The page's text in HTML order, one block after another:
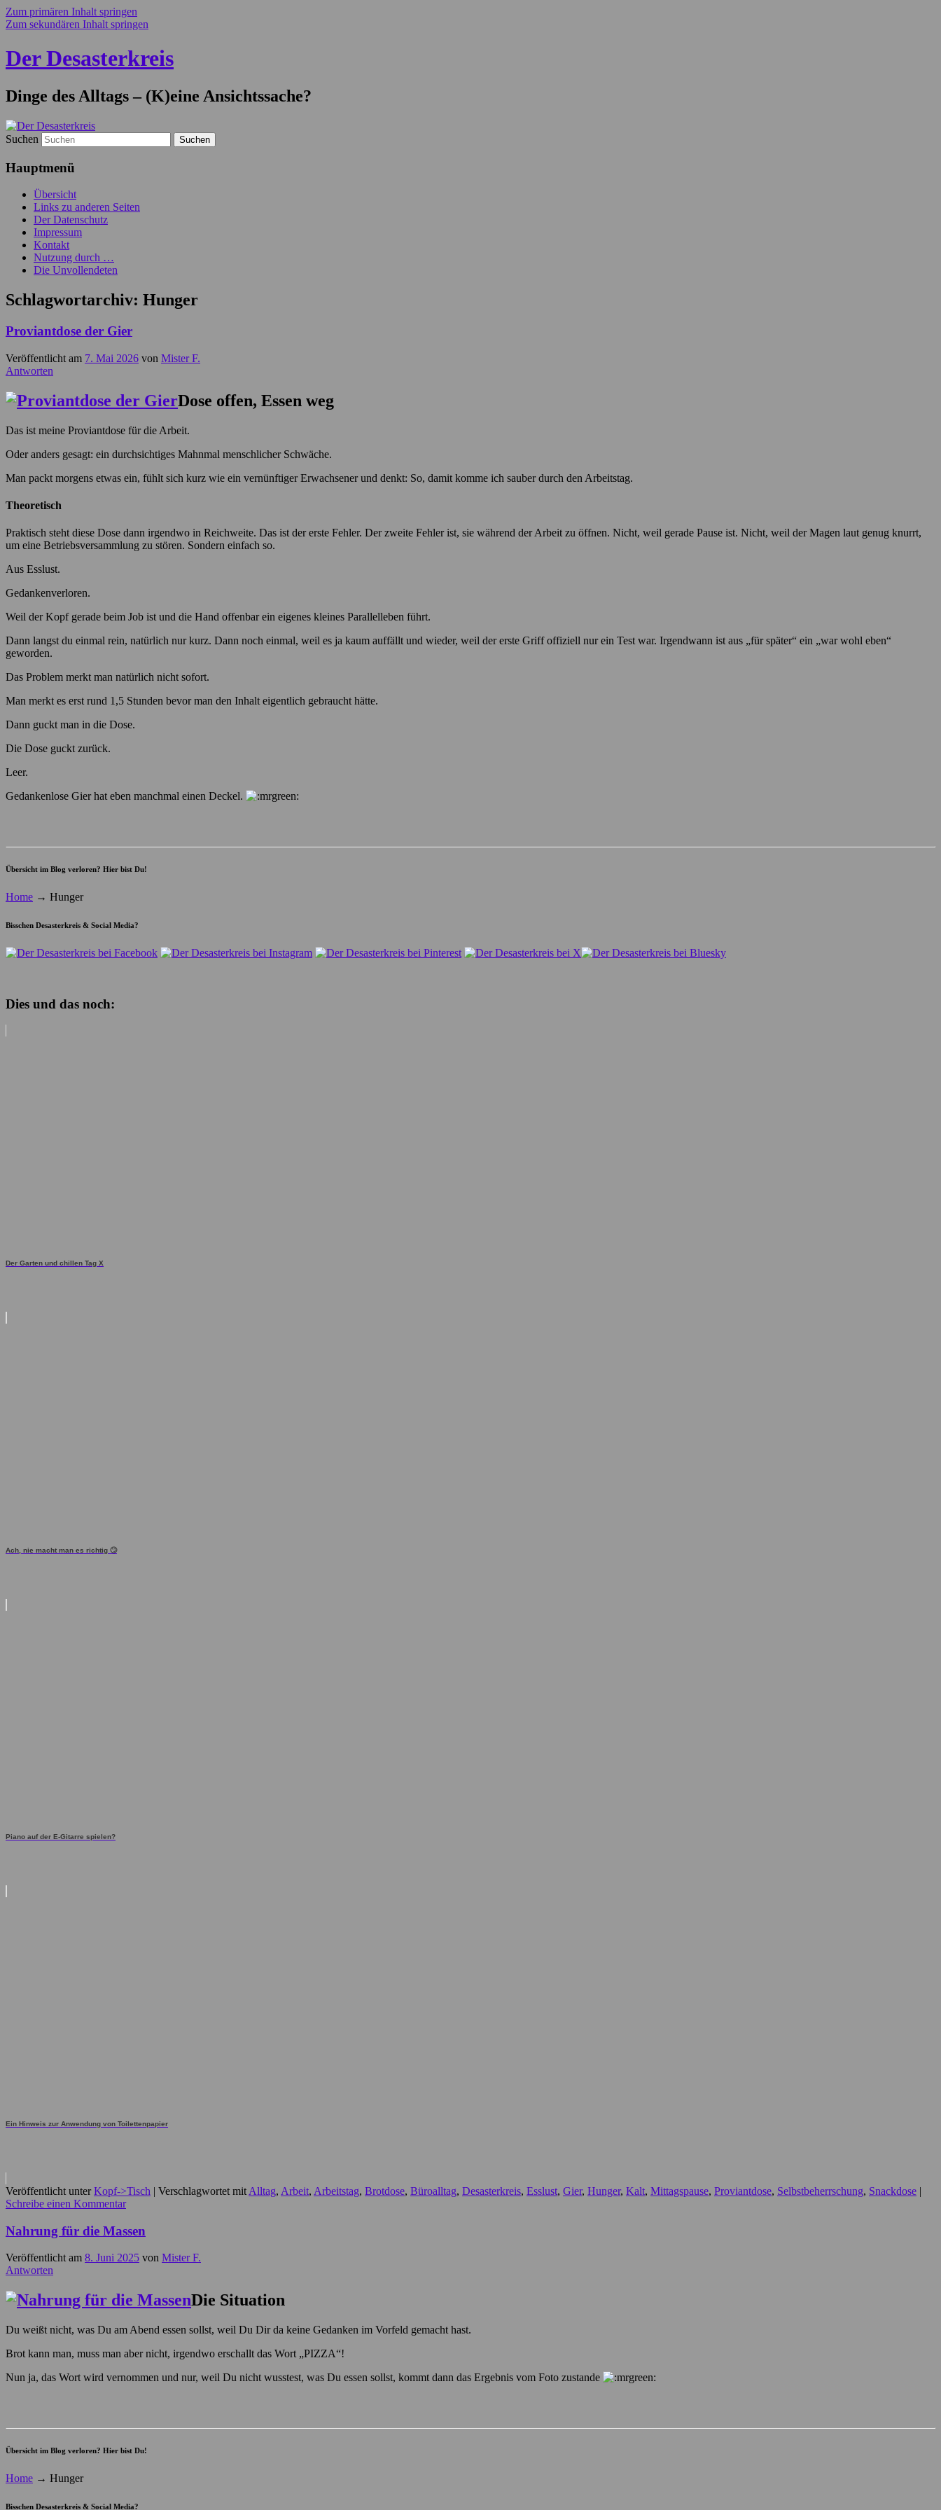
Zum primären Inhalt springen
Zum sekundären Inhalt springen
Der Desasterkreis
Dinge des Alltags – (K)eine Ansichtssache?
Suchen
Hauptmenü
Übersicht
Links zu anderen Seiten
Der Datenschutz
Impressum
Kontakt
Nutzung durch …
Die Unvollendeten
Schlagwortarchiv: Hunger
Proviantdose der Gier
Veröffentlicht am 7. Mai 2026 von Mister F.
Antworten
Dose offen, Essen weg
Das ist meine Proviantdose für die Arbeit.
Oder anders gesagt: ein durchsichtiges Mahnmal menschlicher Schwäche.
Man packt morgens etwas ein, fühlt sich kurz wie ein vernünftiger Erwachsener und denkt: So, damit komme ich sauber durch den Arbeitstag.
Theoretisch
Praktisch steht diese Dose dann irgendwo in Reichweite. Das ist der erste Fehler. Der zweite Fehler ist, sie während der Arbeit zu öffnen. Nicht, weil gerade Pause ist. Nicht, weil der Magen laut genug knurrt,
um eine Betriebsversammlung zu stören. Sondern einfach so.
Aus Esslust.
Gedankenverloren.
Weil der Kopf gerade beim Job ist und die Hand offenbar ein eigenes kleines Parallelleben führt.
Dann langst du einmal rein, natürlich nur kurz. Dann noch einmal, weil es ja kaum auffällt und wieder, weil der erste Griff offiziell nur ein Test war. Irgendwann ist aus „für später“ ein „war wohl eben“
geworden.
Das Problem merkt man natürlich nicht sofort.
Man merkt es erst rund 1,5 Stunden bevor man den Inhalt eigentlich gebraucht hätte.
Dann guckt man in die Dose.
Die Dose guckt zurück.
Leer.
Gedankenlose Gier hat eben manchmal einen Deckel.
Übersicht im Blog verloren? Hier bist Du!
Home → Hunger
Bisschen Desasterkreis & Social Media?
Dies und das noch:
Der Garten und chillen Tag X
Ach, nie macht man es richtig 🙄
Piano auf der E-Gitarre spielen?
Ein Hinweis zur Anwendung von Toilettenpapier
Veröffentlicht unter Kopf->Tisch | Verschlagwortet mit Alltag, Arbeit, Arbeitstag, Brotdose, Büroalltag, Desasterkreis, Esslust, Gier, Hunger, Kalt, Mittagspause, Proviantdose, Selbstbeherrschung, Snackdose |
Schreibe einen Kommentar
Nahrung für die Massen
Veröffentlicht am 8. Juni 2025 von Mister F.
Antworten
Die Situation
Du weißt nicht, was Du am Abend essen sollst, weil Du Dir da keine Gedanken im Vorfeld gemacht hast.
Brot kann man, muss man aber nicht, irgendwo erschallt das Wort „PIZZA“!
Nun ja, das Wort wird vernommen und nur, weil Du nicht wusstest, was Du essen sollst, kommt dann das Ergebnis vom Foto zustande
Übersicht im Blog verloren? Hier bist Du!
Home → Hunger
Bisschen Desasterkreis & Social Media?